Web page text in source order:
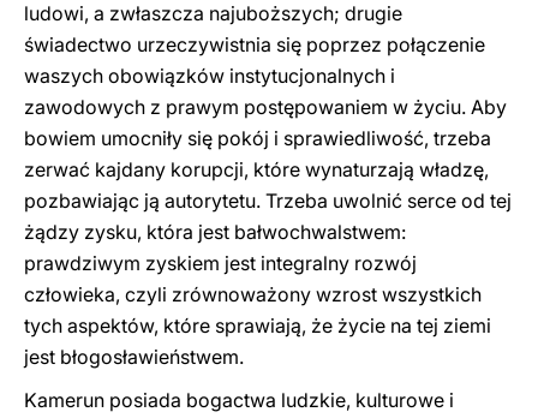
ludowi, a zwłaszcza najuboższych; drugie
świadectwo urzeczywistnia się poprzez połączenie
waszych obowiązków instytucjonalnych i
zawodowych z prawym postępowaniem w życiu. Aby
bowiem umocniły się pokój i sprawiedliwość, trzeba
zerwać kajdany korupcji, które wynaturzają władzę,
pozbawiając ją autorytetu. Trzeba uwolnić serce od tej
żądzy zysku, która jest bałwochwalstwem:
prawdziwym zyskiem jest integralny rozwój
człowieka, czyli zrównoważony wzrost wszystkich
tych aspektów, które sprawiają, że życie na tej ziemi
jest błogosławieństwem.
Kamerun posiada bogactwa ludzkie, kulturowe i